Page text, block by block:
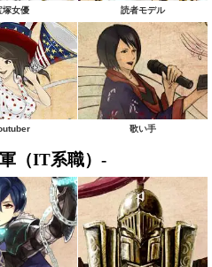
塚女優 読者モデル
歌い手
（IT系職）-